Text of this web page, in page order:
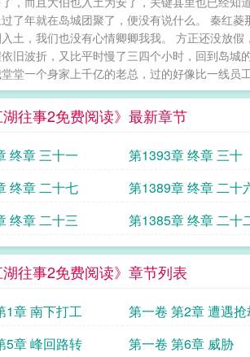
了年就在岛城团聚了，便没有说什么。 秦红
土，我们也没有心情卿卿我我。 方正还没放
旧波折，又比平时慢了三四个小时，回到岛
堂一个身家上千亿的老总，过的好像比一线员
湖往事2免费阅读》最新章节
终章 三十一 第1393章 终章 三十
终章 二十七
第1389章 终章 二十
终章 二十三
第1385章 终章 二十
湖往事2免费阅读》章节列表
1章 南下打工 第一卷 第2章 遭遇抢
5章 峰回路转
第一卷 第6章 威胁